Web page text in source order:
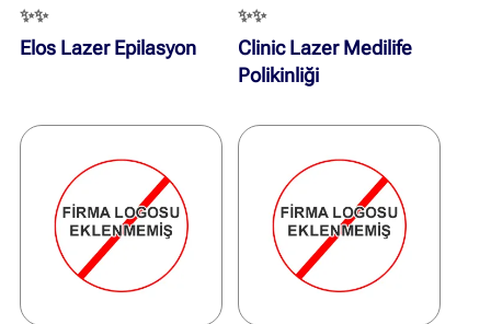
✨✨
Elos Lazer Epilasyon
✨✨
Clinic Lazer Medilife
Polikinliği